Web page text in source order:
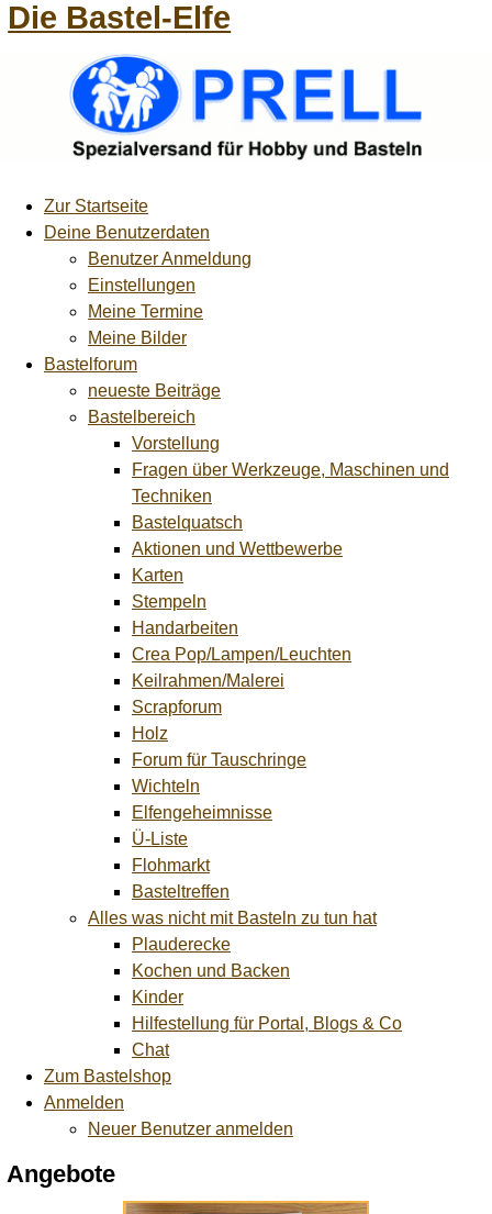
Die Bastel-Elfe
Zur Startseite
Deine Benutzerdaten
Benutzer Anmeldung
Einstellungen
Meine Termine
Meine Bilder
Bastelforum
neueste Beiträge
Bastelbereich
Vorstellung
Fragen über Werkzeuge, Maschinen und
Techniken
Bastelquatsch
Aktionen und Wettbewerbe
Karten
Stempeln
Handarbeiten
Crea Pop/Lampen/Leuchten
Keilrahmen/Malerei
Scrapforum
Holz
Forum für Tauschringe
Wichteln
Elfengeheimnisse
Ü-Liste
Flohmarkt
Basteltreffen
Alles was nicht mit Basteln zu tun hat
Plauderecke
Kochen und Backen
Kinder
Hilfestellung für Portal, Blogs & Co
Chat
Zum Bastelshop
Anmelden
Neuer Benutzer anmelden
Angebote